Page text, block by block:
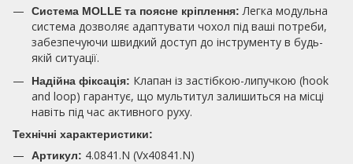
Система MOLLE та поясне кріплення: Легка модульна
система дозволяє адаптувати чохол під ваші потреби,
забезпечуючи швидкий доступ до інструменту в будь-
якій ситуації.
Надійна фіксація: Клапан із застібкою-липучкою (hook
and loop) гарантує, що мультитул залишиться на місці
навіть під час активного руху.
Технічні характеристики:
Артикул: 4.0841.N (Vx40841.N)